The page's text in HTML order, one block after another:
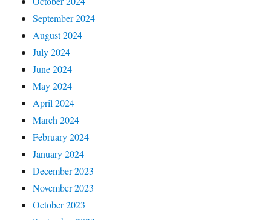
September 2024
August 2024
July 2024
June 2024
May 2024
April 2024
March 2024
February 2024
January 2024
December 2023
November 2023
October 2023